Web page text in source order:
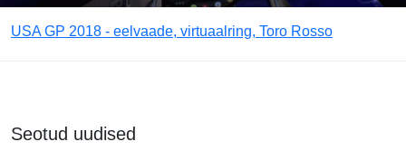
USA GP 2018 - eelvaade, virtuaalring, Toro Rosso
Seotud uudised